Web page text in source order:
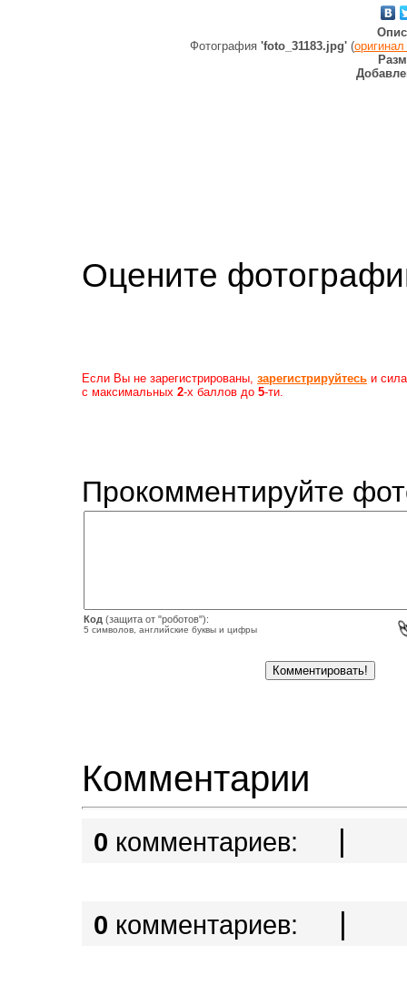
Фотография 'foto_31183.jpg' (
Оцените
Если Вы не зарегистрированы, зарегистрируйтесь и
с максимальных 2-х баллов до 5-ти.
Прокомментируйте
Код (защита от "роботов"):
5 символов, английские буквы и цифры
Комментарии
0 комментариев: |
0 комментариев: |